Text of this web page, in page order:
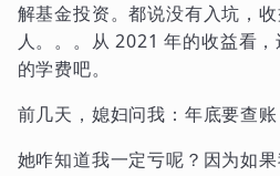
解基金投资。都说没有入坑，
人。。。从 2021 年的收益看
的学费吧。
前几天，媳妇问我：年底要查
她咋知道我一定亏呢？因为如